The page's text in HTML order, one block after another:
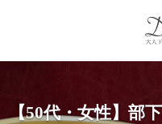
【50代・女性】部